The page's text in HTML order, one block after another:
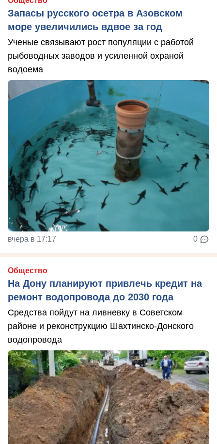
Запасы русского осетра в Азовском
море увеличились вдвое за год
Ученые связывают рост популяции с работой
рыбоводных заводов и усиленной охраной
водоема
вчера в 17:17 0
Общество
На Дону планируют привлечь кредит на
ремонт водопровода до 2030 года
Средства пойдут на ливневку в Советском
районе и реконструкцию Шахтинско-Донского
водопровода